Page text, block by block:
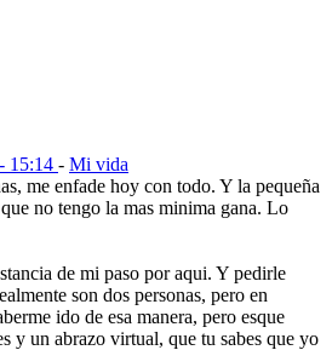
15:14 - Mi vida
me enfade hoy con todo. Y la pequeña
no tengo la mas minima gana. Lo
de mi paso por aqui. Y pedirle
son dos personas, pero en
ido de esa manera, pero esque
y un abrazo virtual, que tu sabes que yo